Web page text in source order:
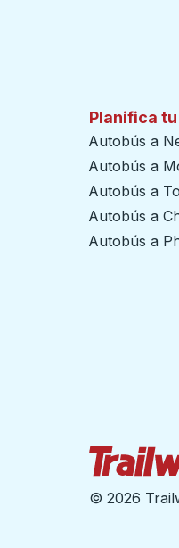
Planifica
Autobús a
Autobús a
Autobús a
Autobús a
Autobús a
© 2026